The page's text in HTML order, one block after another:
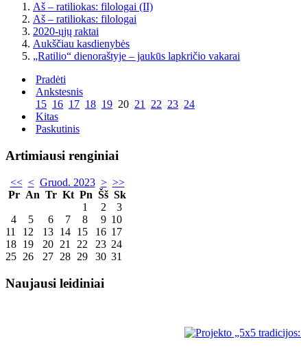
Aš – ratiliokas: filologai (II)
Aš – ratiliokas: filologai
2020-ųjų raktai
Aukščiau kasdienybės
„Ratilio“ dienoraštyje – jaukūs lapkričio vakarai
Pradėti
Ankstesnis
15 16 17 18 19 20 21 22 23 24
Kitas
Paskutinis
Artimiausi renginiai
<< < Gruod. 2023 > >>
Pr An Tr Kt Pn Šš Sk
1
2
3
4
5 6 7 8 9 10
11
12 13 14 15 16 17
18 19 20 21 22 23 24
25 26 27 28 29 30 31
Naujausi leidiniai